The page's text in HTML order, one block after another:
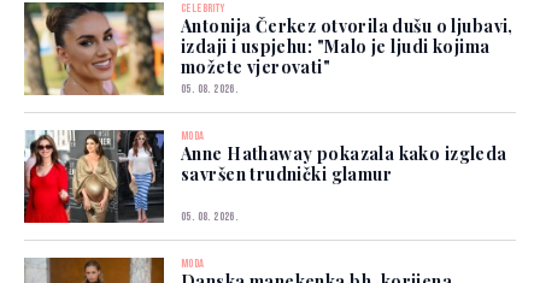
CELEBRITY
Antonija Čerkez otvorila dušu o ljubavi,
izdaji i uspjehu: "Malo je ljudi kojima
možete vjerovati"
05. 08. 2026.
MODA
Anne Hathaway pokazala kako izgleda
savršen trudnički glamur
05. 08. 2026.
MODA